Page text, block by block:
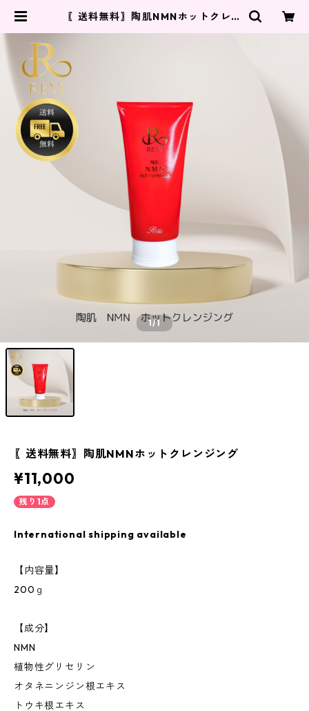
〖送料無料〗陶肌NMNホットクレン
1/1
〖送料無料〗陶肌NMNホットクレンジング
¥11,000
残り1点
International shipping available
【内容量】
200ｇ
【成分】
NMN
植物性グリセリン
オタネニンジン根エキス
トウキ根エキス